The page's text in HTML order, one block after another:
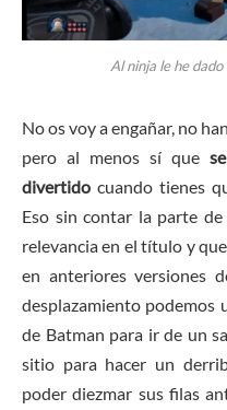
Al ninja le he
No os voy a engañar, no
pero al menos sí que
divertido cuando tienes
Eso sin contar la parte
relevancia en el título y
en anteriores versiones
desplazamiento podemos
de Batman para ir de un
sitio para hacer un
poder diezmar sus filas